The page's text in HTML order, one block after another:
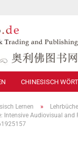
CHINESISCH
Lernen »
Intensive Audiovisual and